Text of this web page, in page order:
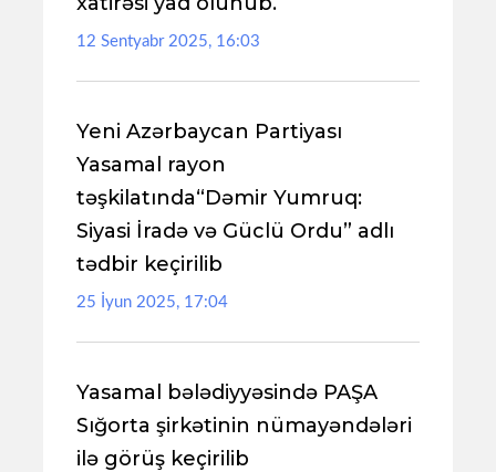
12 Sentyabr 2025, 16:03
Yeni Azərbaycan Partiyası
Yasamal rayon
təşkilatında“Dəmir Yumruq:
Siyasi İradə və Güclü Ordu” adlı
tədbir keçirilib
25 İyun 2025, 17:04
Yasamal bələdiyyəsində PAŞA
Sığorta şirkətinin nümayəndələri
ilə görüş keçirilib